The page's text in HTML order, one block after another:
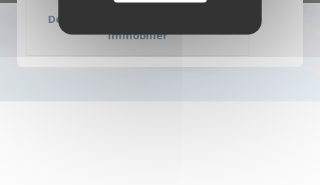
Déclarer un nouveau programme
immobilier